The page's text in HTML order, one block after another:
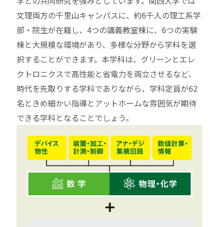
文理両方の千里山キャンパスに、約6千人の理工系学
部・院生が在籍し、4つの講義教室棟に、6つの実験
棟と大規模な環境があり、多様な分野から学科を選
択することができます。本学科は、グリーンとエレ
クトロニクスで高性能と省電力を両立させるなど、
時代を先取りする学科でありながら、学科定員が62
名ときめ細かい指導とアットホームな雰囲気が期待
できる学科となることでしょう。